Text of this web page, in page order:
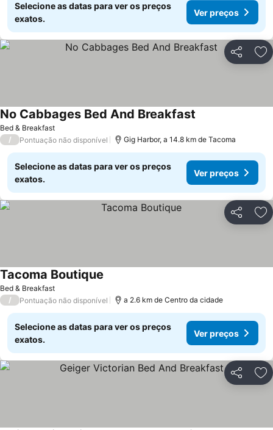
Selecione as datas para ver os preços
exatos.
Ver preços
Partilhar
Bed & Breakfast
No Cabbages Bed And Breakfast
/ Pontuação não disponível Gig Harbor, a 14.8 km de Tacoma
Selecione as datas para ver os preços
exatos.
Ver preços
Partilhar
Bed & Breakfast
Tacoma Boutique
/ Pontuação não disponível a 2.6 km de Centro da cidade
Selecione as datas para ver os preços
exatos.
Ver preços
Partilhar